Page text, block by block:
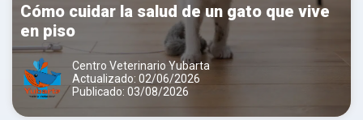
Cómo cuidar la salud de un gato que vive
en piso
Centro Veterinario Yubarta
Actualizado: 02/06/2026
Publicado: 03/08/2026